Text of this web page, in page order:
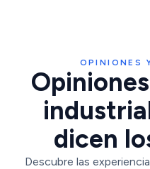
OPINIONES
dicen
Descubre las